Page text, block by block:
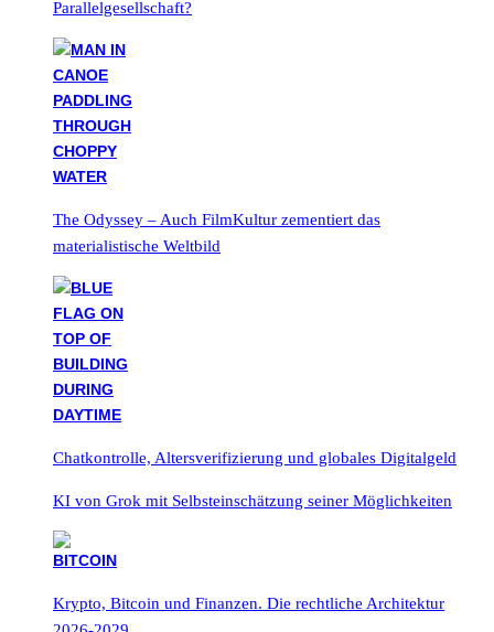
Parallelgesellschaft?
The Odyssey – Auch FilmKultur zementiert das
materialistische Weltbild
Chatkontrolle, Altersverifizierung und globales Digitalgeld
KI von Grok mit Selbsteinschätzung seiner Möglichkeiten
Krypto, Bitcoin und Finanzen. Die rechtliche Architektur